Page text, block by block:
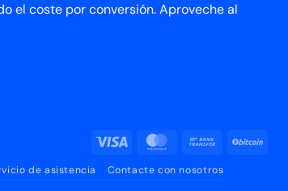
el coste por conversión. Aproveche al
Visa MasterCardTransferencia
de asistencia Contacte con nosotros